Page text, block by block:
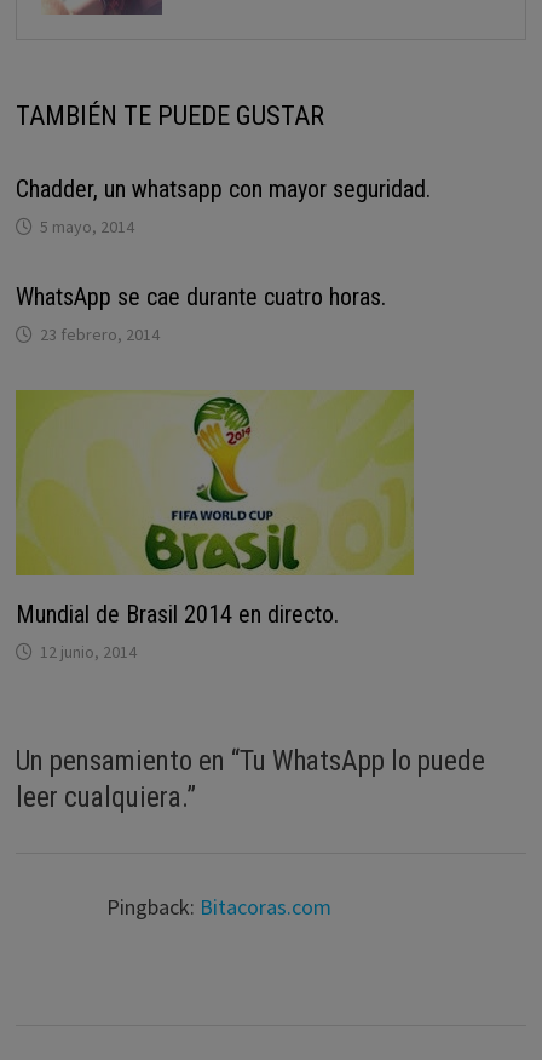
TAMBIÉN TE PUEDE GUSTAR
Chadder, un whatsapp con mayor seguridad.
5 mayo, 2014
WhatsApp se cae durante cuatro horas.
23 febrero, 2014
Mundial de Brasil 2014 en directo.
12 junio, 2014
Un pensamiento en “Tu WhatsApp lo puede
leer cualquiera.”
Pingback: Bitacoras.com